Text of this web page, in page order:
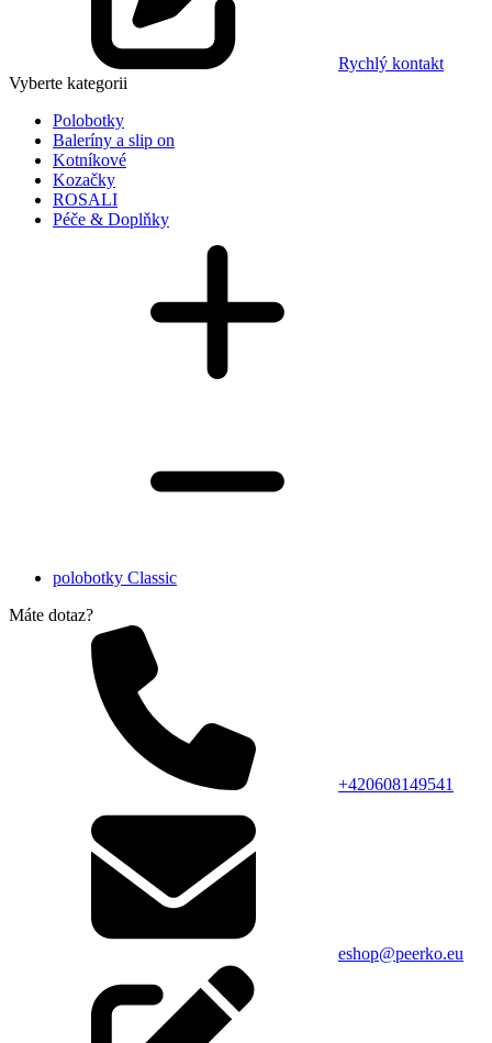
Rychlý kontakt
Vyberte kategorii
Polobotky
Baleríny a slip on
Kotníkové
Kozačky
ROSALI
Péče & Doplňky
polobotky Classic
Máte dotaz?
+420608149541
eshop@peerko.eu